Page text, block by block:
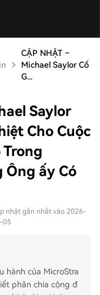
CẬP NHẬT –
Michael Saylor Cố
G...
Saylor
Cho Cuộc
ấy Có
nhật gần nhất vào 2026-
05
hành của MicroStra
phân chia cộng đ